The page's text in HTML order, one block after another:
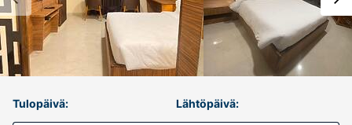
Tulopäivä: Lähtöpäivä: